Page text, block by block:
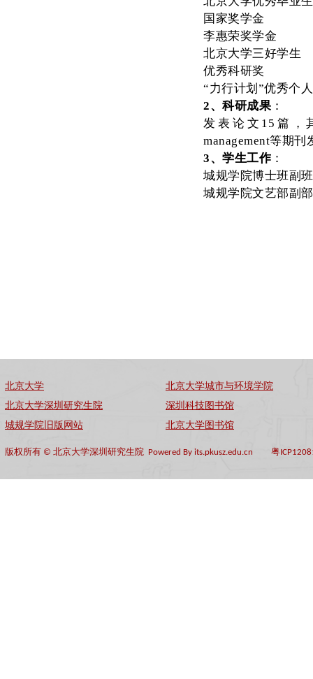
国家奖学金
李惠荣奖学金
北京大学三好学生
优秀科研奖
“力行计划”优秀个人
2、科研成果 ：
发表论文15篇，
management等期刊
3、学生工作 ：
城规学院博士班副
城规学院文艺部副
北京大学
北京大学深圳研究生院
城规学院旧版网站
北京大学城市与环境学院
深圳科技图书馆
北京大学图书馆
版权所有 © 北京大学深圳研究生院 Powered By its.pkusz.edu.cn 粤